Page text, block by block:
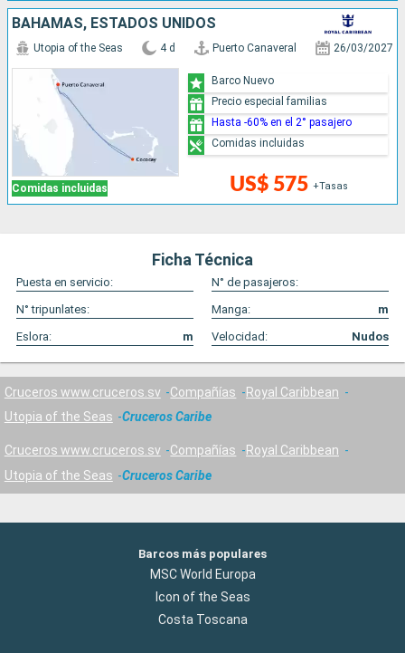
BAHAMAS, ESTADOS UNIDOS
Comidas incluidas
Utopia of the Seas 4 d Puerto Canaveral 26/03/2027
US$ 575 +Tasas
Barco Nuevo
Precio especial familias
Hasta -60% en el 2° pasajero
Comidas incluidas
Ficha Técnica
Puesta en servicio:
N° de pasajeros:
N° tripunlates:
Manga:
m
Eslora:
m Velocidad: Nudos
Cruceros www.cruceros.sv Compañías
Royal Caribbean
Utopia of the Seas
Cruceros Caribe
Cruceros www.cruceros.sv Compañías
Royal Caribbean
Utopia of the Seas
Cruceros Caribe
Barcos más populares
MSC World Europa
Icon of the Seas
Costa Toscana